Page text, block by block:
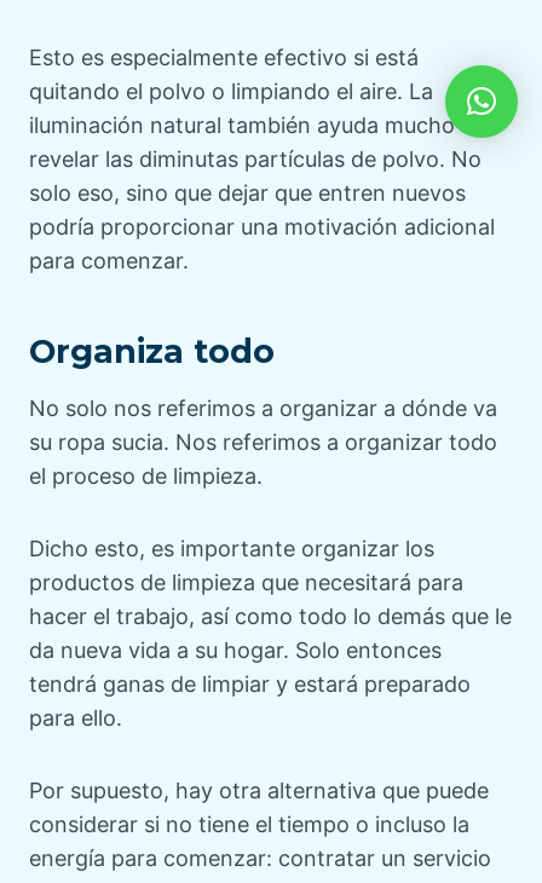
Esto es especialmente efectivo si está
quitando el polvo o limpiando el aire. La
iluminación natural también ayuda mucho a
revelar las diminutas partículas de polvo. No
solo eso, sino que dejar que entren nuevos
podría proporcionar una motivación adicional
para comenzar.
Organiza todo
No solo nos referimos a organizar a dónde va
su ropa sucia. Nos referimos a organizar todo
el proceso de limpieza.
Dicho esto, es importante organizar los
productos de limpieza que necesitará para
hacer el trabajo, así como todo lo demás que le
da nueva vida a su hogar. Solo entonces
tendrá ganas de limpiar y estará preparado
para ello.
Por supuesto, hay otra alternativa que puede
considerar si no tiene el tiempo o incluso la
energía para comenzar: contratar un servicio